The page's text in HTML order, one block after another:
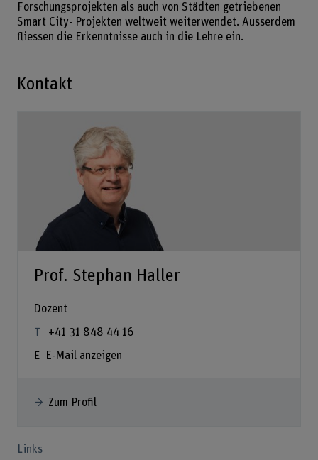
Forschungsprojekten als auch von Städten getriebenen
Smart City- Projekten weltweit weiterwendet. Ausserdem
fliessen die Erkenntnisse auch in die Lehre ein.
Kontakt
Prof. Stephan Haller
Dozent
+41 31 848 44 16
E-Mail anzeigen
Zum Profil
Links